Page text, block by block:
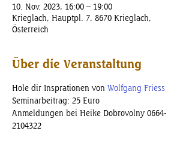
10. Nov. 2023, 16:00 – 19:00
Krieglach, Hauptpl. 7, 8670 Krieglach,
Österreich
Über die Veranstaltung
Hole dir Insprationen von Wolfgang Friess
Seminarbeitrag: 25 Euro
Anmeldungen bei Heike Dobrovolny 0664-
2104322